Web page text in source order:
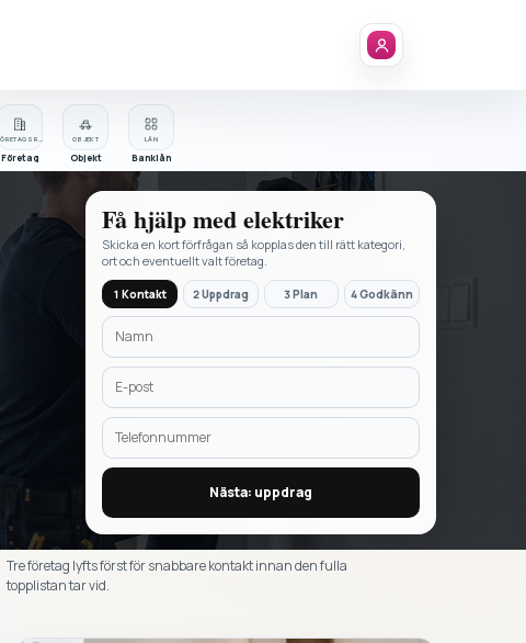
OBJEKT
Objekt
Företag
LÅN
Banklån
Få hjälp medelektriker
Skicka en kort förfrågan så kopplas den till rätt kategori,
ort och eventuellt valt företag.
1 Kontakt 2 Uppdrag 3 Plan 4 Godkänn
Nästa: uppdrag
Tre företag lyfts först för snabbare kontakt innan den fulla
topplistan tar vid.